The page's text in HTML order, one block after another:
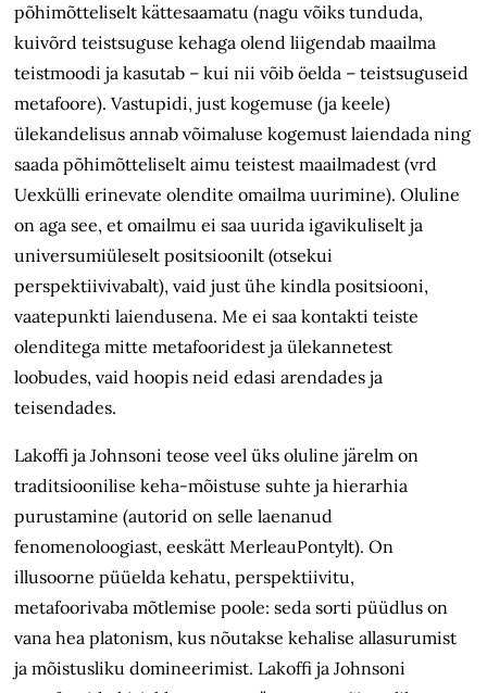
põhimõtteliselt kättesaamatu (nagu võiks tunduda,
kuivõrd teistsuguse kehaga olend liigendab maailma
teistmoodi ja kasutab – kui nii võib öelda – teistsuguseid
metafoore). Vastupidi, just kogemuse (ja keele)
ülekandelisus annab võimaluse kogemust laiendada ning
saada põhimõtteliselt aimu teistest maailmadest (vrd
Uexkülli erinevate olendite omailma uurimine). Oluline
on aga see, et omailmu ei saa uurida igavikuliselt ja
universumiüleselt positsioonilt (otsekui
perspektiivivabalt), vaid just ühe kindla positsiooni,
vaatepunkti laiendusena. Me ei saa kontakti teiste
olenditega mitte metafooridest ja ülekannetest
loobudes, vaid hoopis neid edasi arendades ja
teisendades.
Lakoffi ja Johnsoni teose veel üks oluline järelm on
traditsioonilise keha-mõistuse suhte ja hierarhia
purustamine (autorid on selle laenanud
fenomenoloogiast, eeskätt MerleauPontylt). On
illusoorne püüelda kehatu, perspektiivitu,
metafoorivaba mõtlemise poole: seda sorti püüdlus on
vana hea platonism, kus nõutakse kehalise allasurumist
ja mõistusliku domineerimist. Lakoffi ja Johnsoni